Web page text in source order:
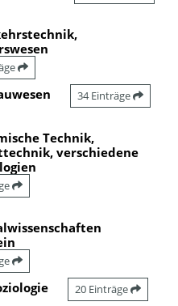
34 Einträge
Technik,
verschiedene
20 Einträge